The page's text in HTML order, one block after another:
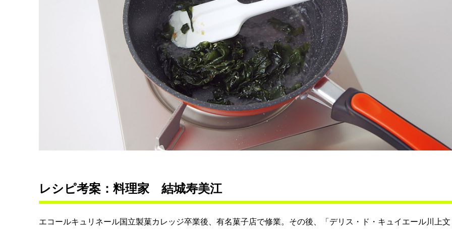
レシピ考案：料理家 結城寿美江
エコールキュリネール国立製菓カレッジ卒業後、有名菓子店で修業。その後、「デリス・ド・キュイエール川上文